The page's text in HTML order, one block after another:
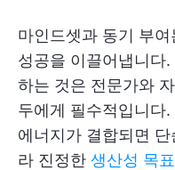
마인드셋과 동기 부
성공을 이끌어냅니다
하는 것은 전문가와
두에게 필수적입니다
에너지가 결합되면
라 진정한 생산성 목